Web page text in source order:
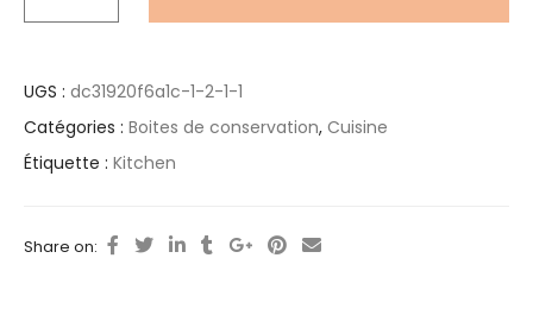
UGS : dc31920f6a1c-1-2-1-1
Catégories : Boites de conservation, Cuisine
Étiquette : Kitchen
Share on: